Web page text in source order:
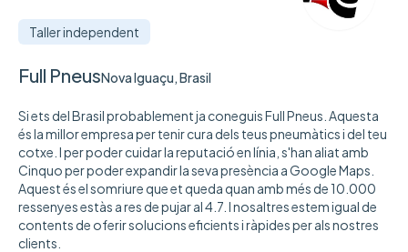
Taller independent
Full PneusNova Iguaçu, Brasil
Si ets del Brasil probablement ja coneguis Full Pneus. Aquesta
és la millor empresa per tenir cura dels teus pneumàtics i del teu
cotxe. I per poder cuidar la reputació en línia, s'han aliat amb
Cinquo per poder expandir la seva presència a Google Maps.
Aquest és el somriure que et queda quan amb més de 10.000
ressenyes estàs a res de pujar al 4.7. I nosaltres estem igual de
contents de oferir solucions eficients i ràpides per als nostres
clients.